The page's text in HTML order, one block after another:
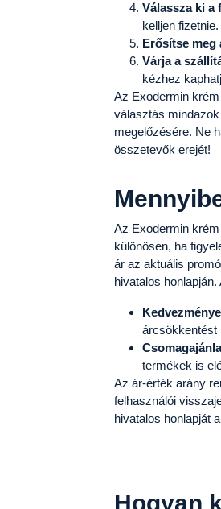
Válassza ki a
kelljen fizetnie.
Erősítse meg
Várja a
kézhez
Az Exodermin
választás
megelőzésére. Ne
összetevők erejét!
Az Exodermin
különösen, ha
ár az aktuális
hivatalos
árcsökkentést
termékek is
Az ár-érték arány
felhasználói
hivatalos honlapját
Hogyan